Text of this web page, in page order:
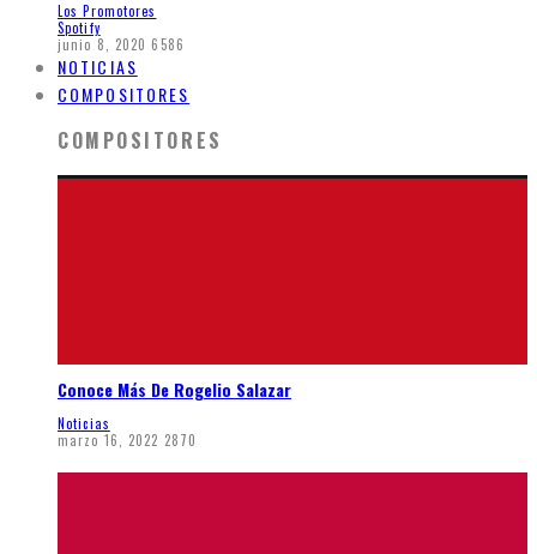
Los Promotores
Spotify
junio 8, 2020 6586
NOTICIAS
COMPOSITORES
COMPOSITORES
Conoce Más De Rogelio Salazar
Noticias
marzo 16, 2022 2870